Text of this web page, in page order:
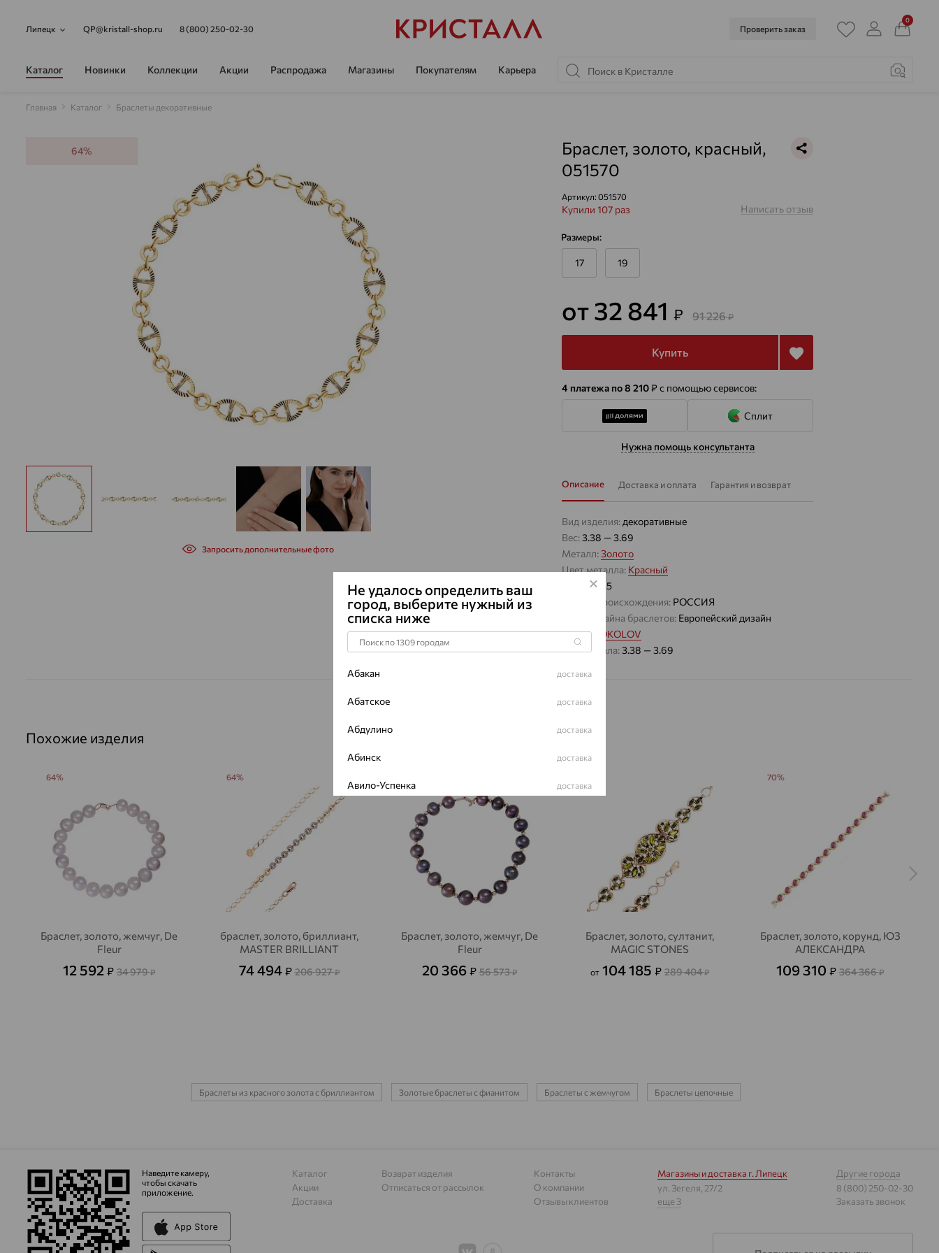
Липецк QP@kristall-shop.ru 8 (800) 250-02-30 Проверить заказ
0
Каталог Новинки Коллекции Акции Распродажа Магазины Покупателям Карьера
Главная Каталог Браслеты декоративные
64%
Запросить дополнительные фото
Браслет, золото, красный,
051570
Артикул: 051570
Купили 107 раз Написать отзыв
Размеры:
17 19
от 32 841 ₽ 91 226₽
Купить
4 платежа по 8 210₽с помощью сервисов:
Сплит
Нужна помощь консультанта
Описание Доставка и оплата Гарантия и возврат
Вид изделия: декоративные
Вес:3.38 — 3.69
Металл:Золото
Цвет металла: Красный
Проба:585
Страна происхождения: РОССИЯ
Виды дизайна браслетов: Европейский дизайн
Бренд:
SOKOLOV
Вес металла:3.38 — 3.69
Похожие изделия
Браслет, золото, жемчуг, De
Fleur
12 592 ₽ 34 979₽
64%
браслет, золото, бриллиант,
MASTER BRILLIANT
74 494 ₽ 206 927₽
64%
Браслет, золото, жемчуг, De
Fleur
20 366 ₽ 56 573₽
Браслет, золото, султанит,
MAGIC STONES
от 104 185 ₽ 289 404₽
Браслет, золото, корунд, ЮЗ
АЛЕКСАНДРА
109 310 ₽ 364 366₽
70%
Браслеты из красного золота с бриллиантом Золотые браслеты с фианитом Браслеты с жемчугом Браслеты цепочные
Наведите камеру,
чтобы скачать
приложение.
Каталог
Акции
Доставка
Возврат изделия
Отписаться от рассылок
Контакты
О компании
Отзывы клиентов
Магазины и доставка г. Липецк
ул. Зегеля, 27/2
еще 3
Другие города
8 (800) 250-02-30
Заказать звонок
Не удалось определить ваш
город, выберите нужный из
списка ниже
Абакан доставка
Абатское доставка
Абдулино доставка
Абинск доставка
Авило-Успенка доставка
Актюбинский, Азнакаевский район доставка
Алатырь доставка